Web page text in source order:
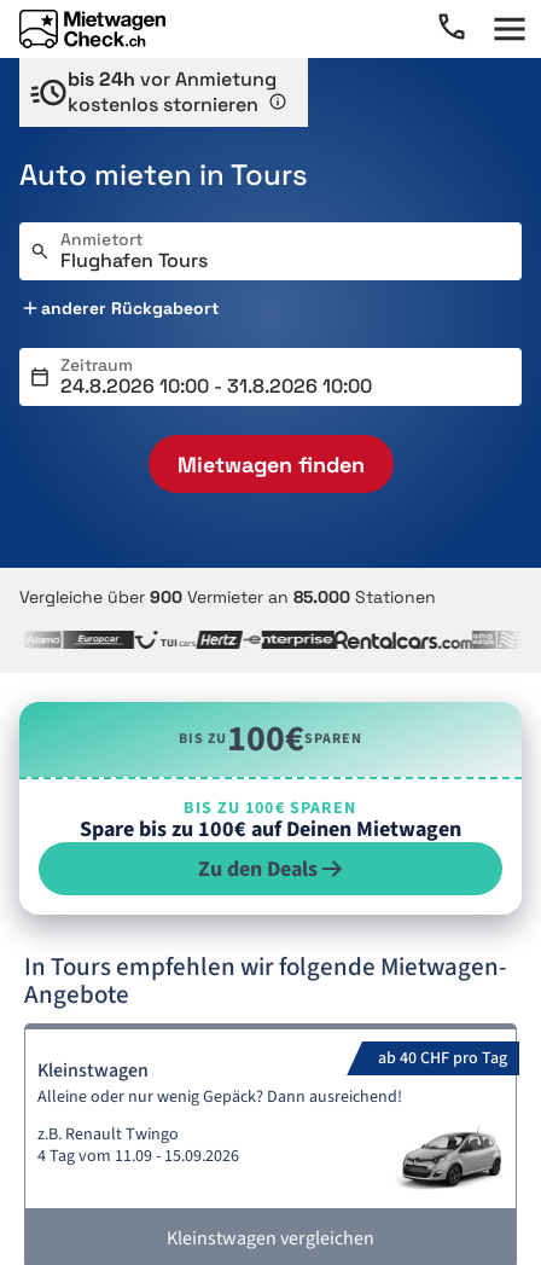
bis 24h vor Anmietung
kostenlos stornieren
Auto mieten in Tours
Anmietort
anderer Rückgabeort
Zeitraum
Mietwagen finden
Vergleiche über 900 Vermieter an 85.000 Stationen
BIS ZU100€SPAREN
BIS ZU 100€ SPAREN
Spare bis zu 100€ auf Deinen Mietwagen
Zu den Deals
In Tours empfehlen wir folgende Mietwagen-
Angebote
ab 40 CHF pro Tag
Kleinstwagen
Alleine oder nur wenig Gepäck? Dann ausreichend!
z.B. Renault Twingo
4 Tag vom 11.09 - 15.09.2026
Kleinstwagen vergleichen